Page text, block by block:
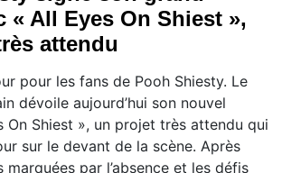
« All Eyes On Shiest »,
attendu
pour les fans de Pooh Shiesty. Le
dévoile aujourd’hui son nouvel
On Shiest », un projet très attendu qui
sur le devant de la scène. Après
marquées par l’absence et les défis